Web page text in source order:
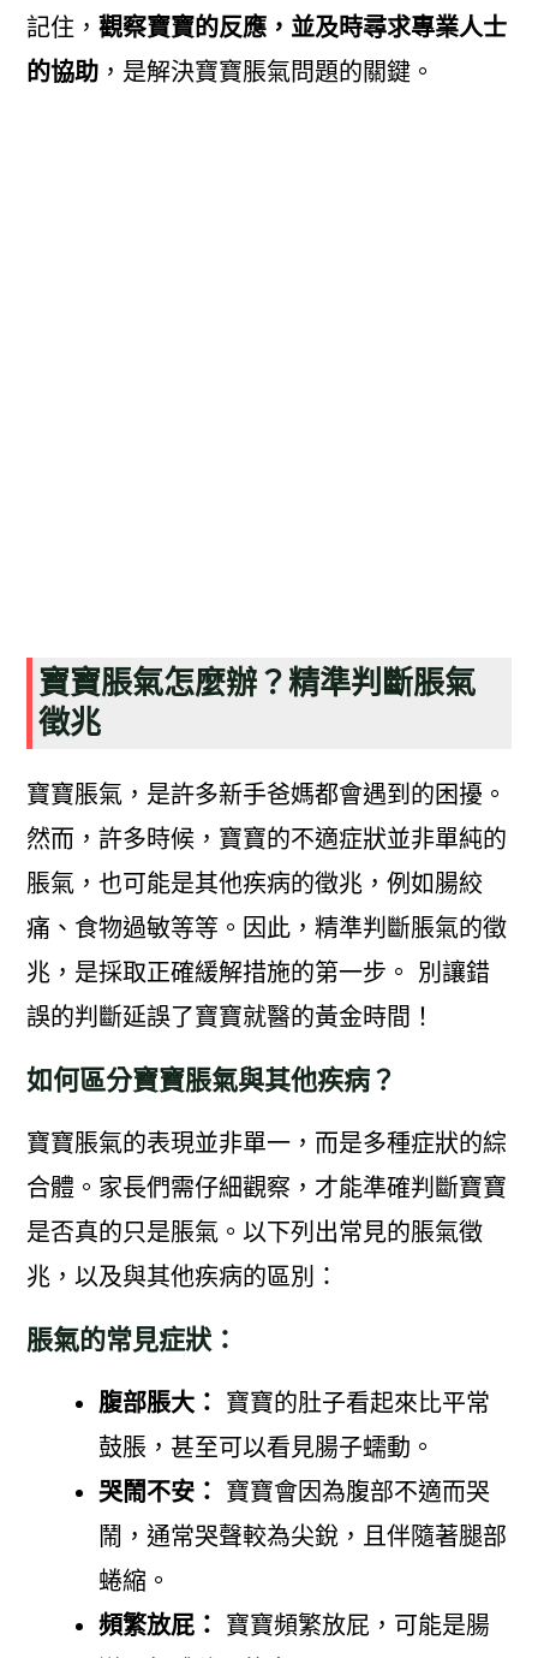
記住， 觀察寶寶的反應，並及時尋求專業人士
的協助，是解決寶寶脹氣問題的關鍵。
寶寶脹氣怎麼辦？精準判斷脹氣
徵兆
寶寶脹氣，是許多新手爸媽都會遇到的困擾。
然而，許多時候，寶寶的不適症狀並非單純的
脹氣，也可能是其他疾病的徵兆，例如腸絞
痛、食物過敏等等。因此，精準判斷脹氣的徵
兆，是採取正確緩解措施的第一步。 別讓錯
誤的判斷延誤了寶寶就醫的黃金時間！
如何區分寶寶脹氣與其他疾病？
寶寶脹氣的表現並非單一，而是多種症狀的綜
合體。家長們需仔細觀察，才能準確判斷寶寶
是否真的只是脹氣。以下列出常見的脹氣徵
兆，以及與其他疾病的區別：
脹氣的常見症狀：
腹部脹大：
寶寶的肚子看起來比平常
鼓脹，甚至可以看見腸子蠕動。
哭鬧不安：
寶寶會因為腹部不適而哭
鬧，通常哭聲較為尖銳，且伴隨著腿部
蜷縮。
頻繁放屁：
寶寶頻繁放屁，可能是腸